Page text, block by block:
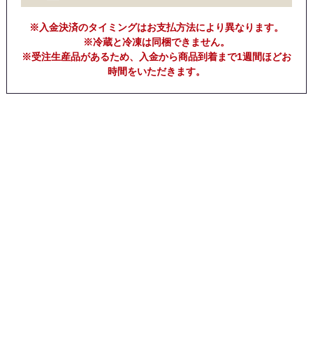
※入金決済のタイミングはお支払方法により異なります。
※冷蔵と冷凍は同梱できません。
※受注生産品があるため、入金から商品到着まで1週間ほどお
時間をいただきます。